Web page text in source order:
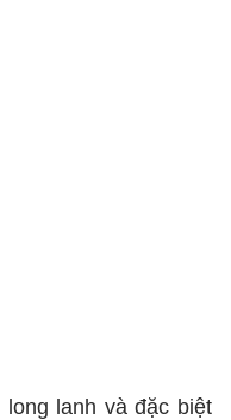
lanh và đặc biệt